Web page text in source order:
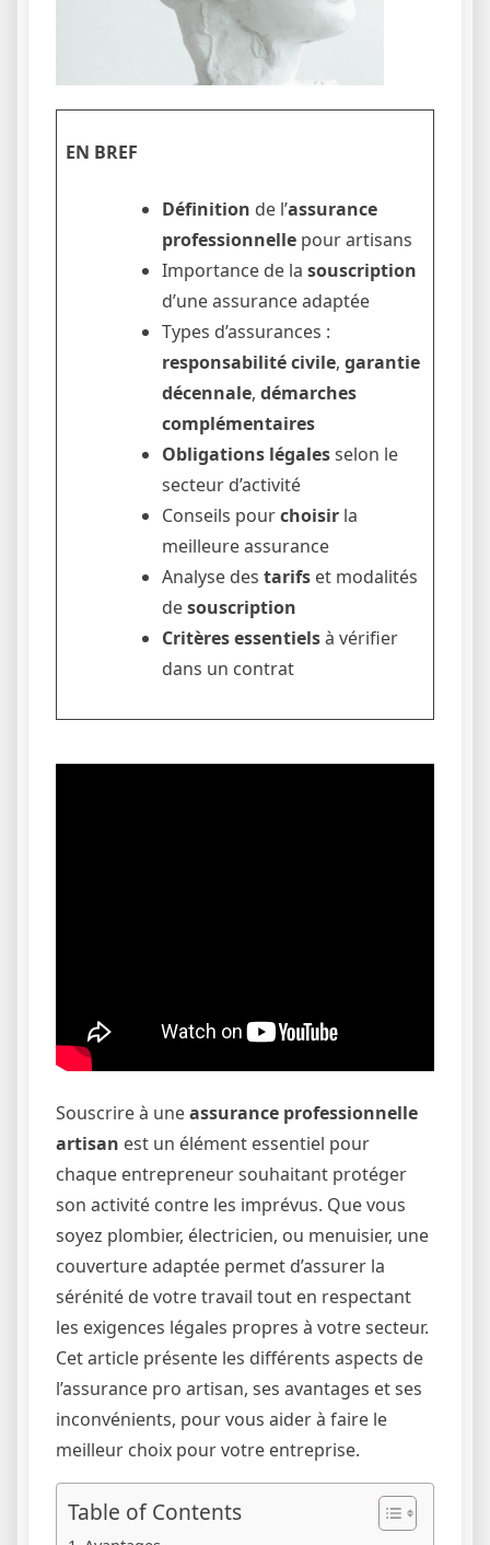
EN BREF
Définition de l’assurance
professionnelle pour artisans
Importance de la souscription
d’une assurance adaptée
Types d’assurances :
responsabilité civile, garantie
décennale, démarches
complémentaires
Obligations légalesselon le
secteur d’activité
Conseils pourchoisir la
meilleure assurance
Analyse des tarifs et modalités
desouscription
Critères essentielsà vérifier
dans un contrat
Souscrire à uneassurance professionnelle
artisan est un élément essentiel pour
chaque entrepreneur souhaitant protéger
son activité contre les imprévus. Que vous
soyez plombier, électricien, ou menuisier, une
couverture adaptée permet d’assurer la
sérénité de votre travail tout en respectant
les exigences légales propres à votre secteur.
Cet article présente les différents aspects de
l’assurance pro artisan, ses avantages et ses
inconvénients, pour vous aider à faire le
meilleur choix pour votre entreprise.
Table of Contents